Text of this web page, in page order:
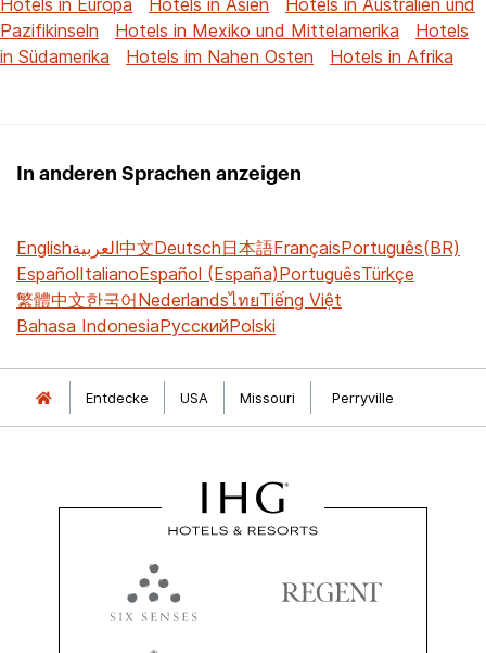
Pazifikinseln
Hotels in Mexiko und Mittelamerika
Hotels
in Südamerika
Hotels im Nahen Osten Hotels in Afrika
In anderen Sprachen anzeigen
Englishالعربية中文Deutsch日本語FrançaisPortuguês(BR)
EspañolItalianoEspañol (España)PortuguêsTürkçe
繁體中文한국어NederlandsไทยTiếng Việt
Bahasa IndonesiaРусскийPolski
Entdecke USA Missouri Perryville